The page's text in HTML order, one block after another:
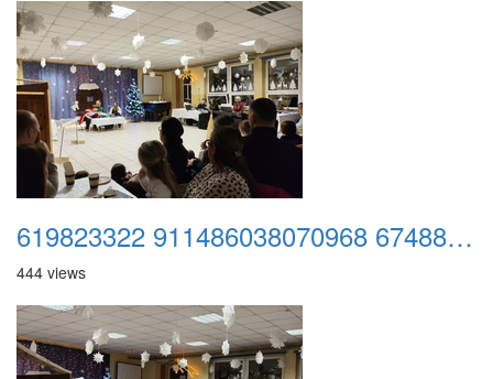
619823322 911486038070968 674881134327245248 n
444 views